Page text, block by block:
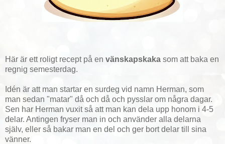
Här är ett roligt recept på en vänskapskaka som att baka en
regnig semesterdag.
Idén är att man startar en surdeg vid namn Herman, som
man sedan "matar" då och då och pysslar om några dagar.
Sen har Herman vuxit så att man kan dela upp honom i 4-5
delar. Antingen fryser man in och använder alla delarna
själv, eller så bakar man en del och ger bort delar till sina
vänner.